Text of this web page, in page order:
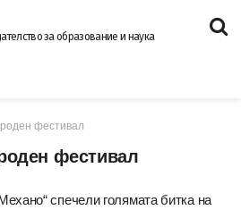
за образование и наука
фестивал
фестивал
спечели голямата битка на